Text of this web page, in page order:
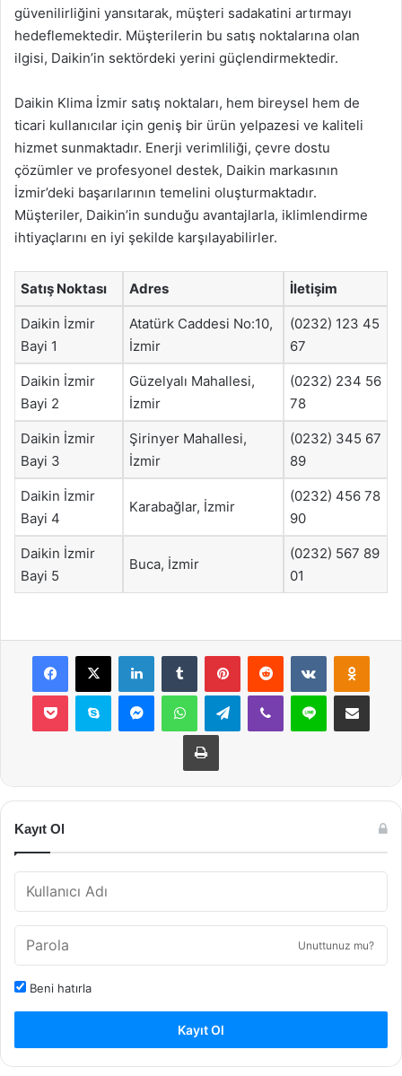
güvenilirliğini yansıtarak, müşteri sadakatini artırmayı
hedeflemektedir. Müşterilerin bu satış noktalarına olan
ilgisi, Daikin’in sektördeki yerini güçlendirmektedir.
Daikin Klima İzmir satış noktaları, hem bireysel hem de
ticari kullanıcılar için geniş bir ürün yelpazesi ve kaliteli
hizmet sunmaktadır. Enerji verimliliği, çevre dostu
çözümler ve profesyonel destek, Daikin markasının
İzmir’deki başarılarının temelini oluşturmaktadır.
Müşteriler, Daikin’in sunduğu avantajlarla, iklimlendirme
ihtiyaçlarını en iyi şekilde karşılayabilirler.
Satış Noktası Adres İletişim
Daikin İzmir
Bayi 1
Atatürk Caddesi No:10,
İzmir
(0232) 123 45
67
Daikin İzmir
Bayi 2
Güzelyalı Mahallesi,
İzmir
(0232) 234 56
78
Daikin İzmir
Bayi 3
Şirinyer Mahallesi,
İzmir
(0232) 345 67
89
Daikin İzmir
Bayi 4
Karabağlar, İzmir
(0232) 456 78
90
Daikin İzmir
Bayi 5
Buca, İzmir
(0232) 567 89
01
Facebook
X LinkedInTumblr PinterestReddit VKontakte
Pocket Skype MessengerWhatsAppTelegramViber Line E-Posta ile
Yazdır
Kayıt Ol
Unuttunuz mu?
Beni hatırla
Kayıt Ol